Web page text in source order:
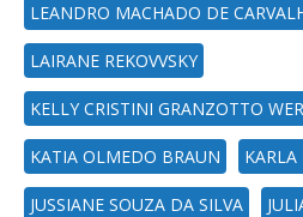
LEANDRO MACHADO DE
LAIRANE REKOVVSKY
KELLY CRISTINI GRANZOTTO
KATIA OLMEDO BRAUN
JUSSIANE SOUZA DA SILVA